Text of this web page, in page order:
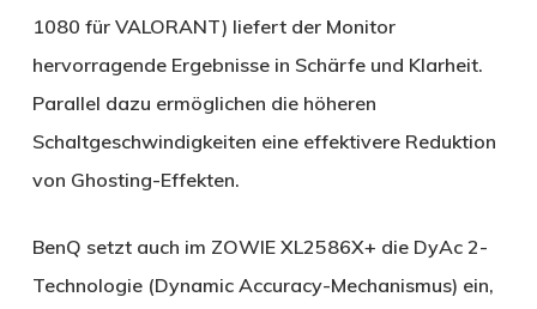
1080 für VALORANT) liefert der Monitor
hervorragende Ergebnisse in Schärfe und Klarheit.
Parallel dazu ermöglichen die höheren
Schaltgeschwindigkeiten eine effektivere Reduktion
von Ghosting-Effekten.
BenQ setzt auch im ZOWIE XL2586X+ die DyAc 2-
Technologie (Dynamic Accuracy-Mechanismus) ein,